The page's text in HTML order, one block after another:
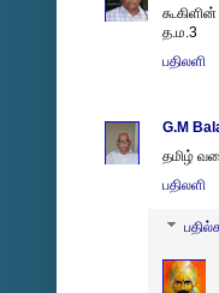
த.ம.3
பதிலளி
G.M
தமிழ்
பதிலளி